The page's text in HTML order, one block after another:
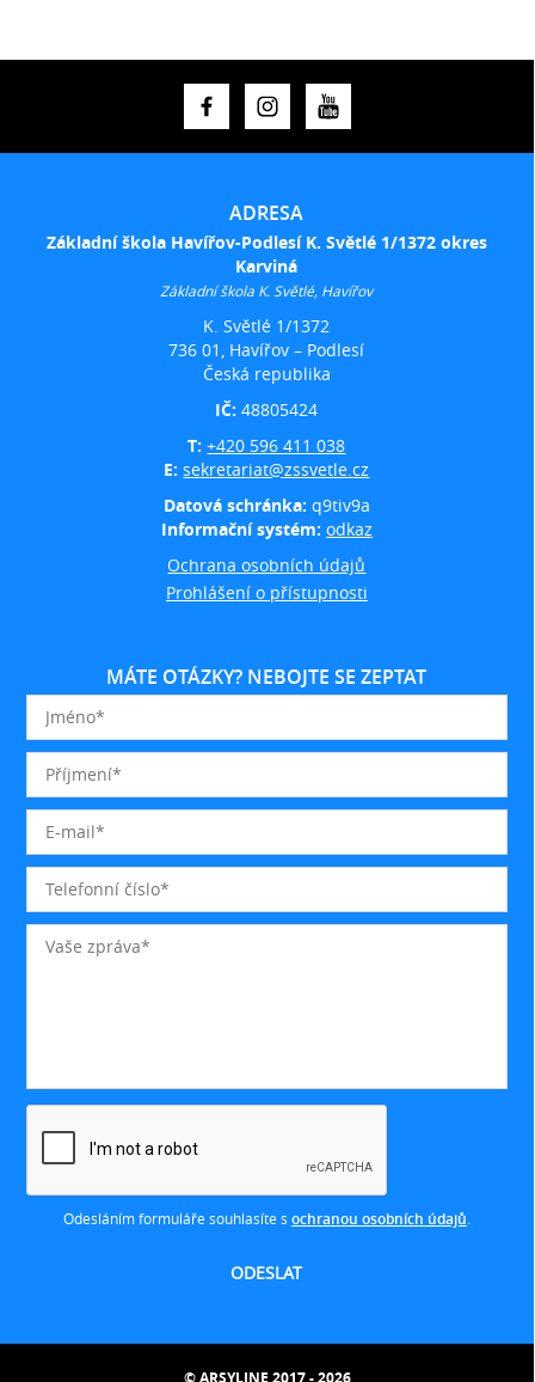
ADRESA
Základní škola Havířov-Podlesí K. Světlé 1/1372 okres
Karviná
Základní škola K. Světlé, Havířov
K. Světlé 1/1372
736 01, Havířov – Podlesí
Česká republika
IČ:48805424
T:+420 596 411 038
E:sekretariat@zssvetle.cz
Datová schránka: q9tiv9a
Informační systém: odkaz
Ochrana osobních údajů
Prohlášení o přístupnosti
MÁTE OTÁZKY? NEBOJTE SE ZEPTAT
Odesláním formuláře souhlasíte s ochranou osobních údajů
© ARSYLINE 2017 - 2026